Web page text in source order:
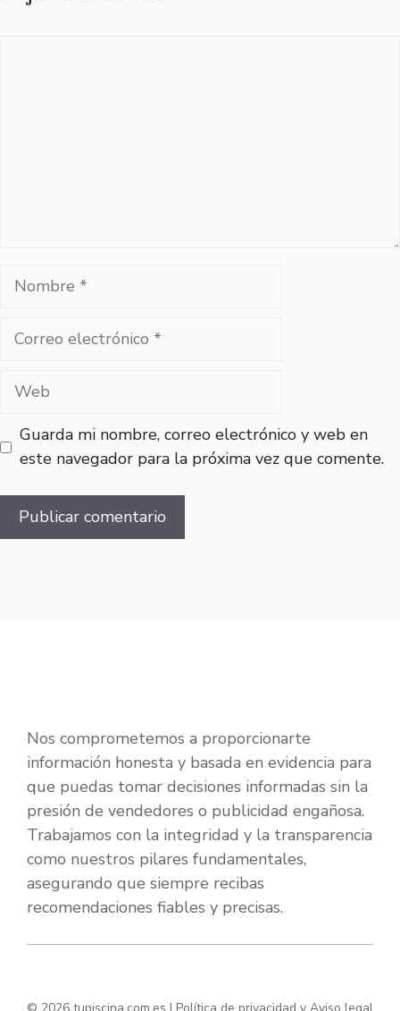
Nombre
Correo
Web
Guarda mi nombre, correo electrónico y web en
este navegador para la próxima vez que comente.
Nos comprometemos a proporcionarte
información honesta y basada en evidencia para
que puedas tomar decisiones informadas sin la
presión de vendedores o publicidad engañosa.
Trabajamos con la integridad y la transparencia
como nuestros pilares fundamentales,
asegurando que siempre recibas
recomendaciones fiables y precisas.